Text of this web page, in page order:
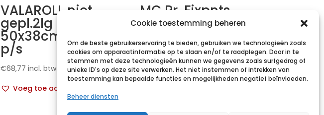
Cookie toestemming beheren
Om de beste gebruikerservaring te bieden, gebruiken we technologieën zoals
cookies om apparaatinformatie op te slaan en/of te raadplegen. Door in te
stemmen met deze technologieën kunnen we gegevens zoals surfgedrag of
unieke ID's op deze site verwerken. Het niet instemmen of intrekken van
toestemming kan bepaalde functies en mogelijkheden negatief beïnvloeden.
Beheer diensten
VALAROLL niet
gepl.2lg
50x38cm12x150
p/s
€68,77 incl. btw
Voeg toe aan verlanglijst
MC Pr. Fixpnts
Longl XXXL 25 p/s
€33,88 incl. btw
Voeg toe aan verlanglijst